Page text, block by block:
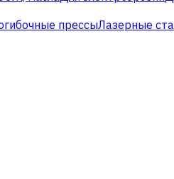
прессыЛазерные